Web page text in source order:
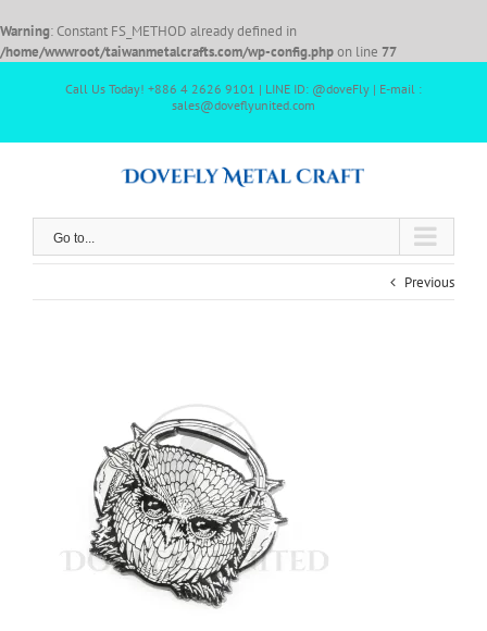
Warning: Constant FS_METHOD already defined in
/home/wwwroot/taiwanmetalcrafts.com/wp-config.phpon line 77
Call Us Today! +886 4 2626 9101 | LINE ID: @doveFly | E-mail :
sales@doveflyunited.com
Go to...
Previous